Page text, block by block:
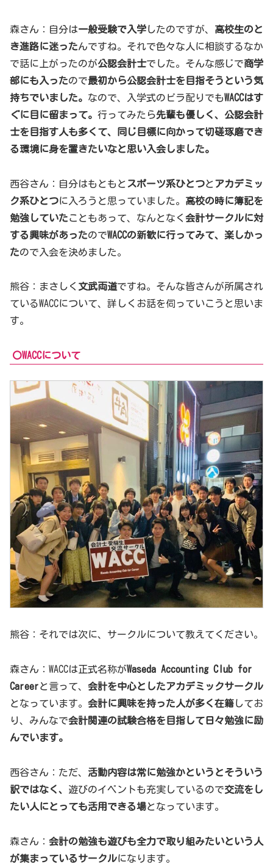
森さん：自分は一般受験で入学したのですが、 高校生のと
き進路に迷ったんですね。それで色々な人に相談するなか
で話に上がったのが公認会計士でした。そんな感じで商学
部にも入ったので最初から公認会計士を目指そうという気
持ちでいました。 なので、入学式のビラ配りでもWACCはす
ぐに目に留まって。 行ってみたら先輩も優しく、公認会計
士を目指す人も多くて、同じ目標に向かって切磋琢磨でき
る環境に身を置きたいなと思い入会しました。
西谷さん：自分はもともと スポーツ系ひとつとアカデミッ
ク系ひとつに入ろうと思っていました。 高校の時に簿記を
勉強していたこともあって、なんとなく 会計サークルに対
する興味があったのでWACCの新歓に行ってみて、楽しかっ
たので入会を決めました。
熊谷：まさしく 文武両道ですね。そんな皆さんが所属され
ているWACCについて、詳しくお話を伺っていこうと思いま
す。
〇WACCについて
熊谷：それでは次に、サークルについて教えてください。
森さん：WACCは正式名称がWaseda Accounting Club for
Careerと言って、 会計を中心としたアカデミックサークル
となっています。 会計に興味を持った人が多く在籍してお
り、みんなで会計関連の試験合格を目指して日々勉強に励
んでいます。
西谷さん：ただ、 活動内容は常に勉強かというとそういう
訳ではなく、 遊びのイベントも充実しているので交流をし
たい人にとっても活用できる場となっています。
森さん： 会計の勉強も遊びも全力で取り組みたいという人
が集まっているサークルになります。